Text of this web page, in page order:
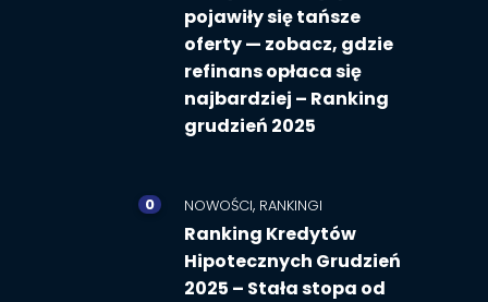
pojawiły się tańsze
oferty — zobacz, gdzie
refinans opłaca się
najbardziej – Ranking
grudzień 2025
0 NOWOŚCI, RANKINGI
Ranking Kredytów
Hipotecznych Grudzień
2025 – Stała stopa od